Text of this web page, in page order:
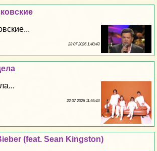
23 07 2026 1:40:43
22 07 2026 11:55:43
(feat. Sean Kingston)